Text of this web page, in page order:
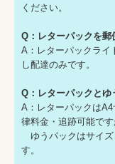
ください。
Q：レターパックを郵
A：レターパックライ
し配達のみです。
Q：レターパックとゆ
A：レターパックは
律料金・追跡可能です
ゆうパックはサイズ
す。